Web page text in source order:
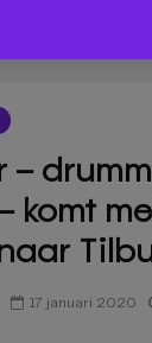
–
komt
17 januari 2020